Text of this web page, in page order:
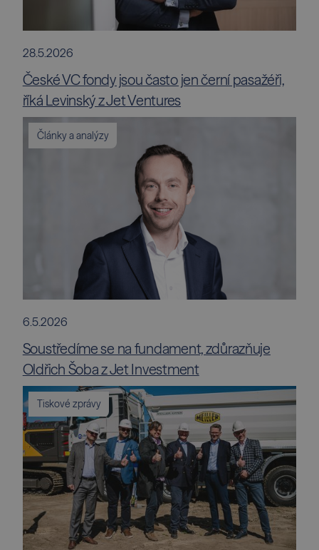
28.5.2026
České VC fondy jsou často jen černí pasažéři,
říká Levinský z Jet Ventures
Články a analýzy
6.5.2026
Soustředíme se na fundament, zdůrazňuje
Oldřich Šoba z Jet Investment
Tiskové zprávy